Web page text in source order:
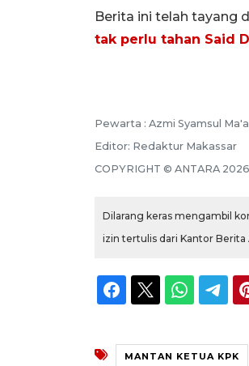
Berita ini telah tayang
tak perlu tahan Said
Pewarta : Azmi Syamsul
Editor: Redaktur Makassar
COPYRIGHT © ANTARA 2026
Dilarang keras mengambil
izin tertulis dari Kantor Berita
MANTAN KETUA KPK